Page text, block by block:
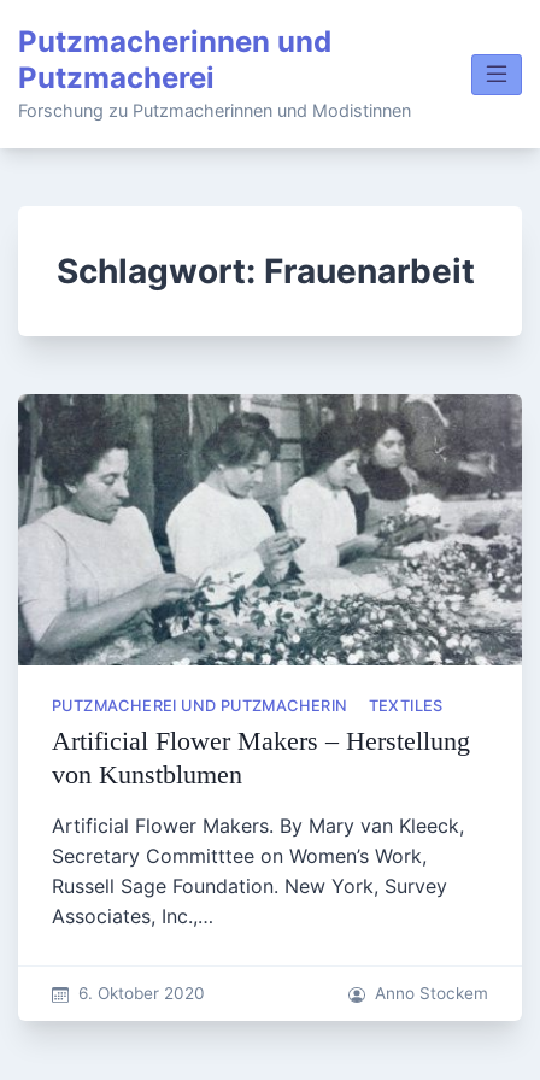
content
Putzmacherinnen und
Putzmacherei
Forschung zu Putzmacherinnen und Modistinnen
Schlagwort: Frauenarbeit
PUTZMACHEREI UND PUTZMACHERIN TEXTILES
Artificial Flower Makers – Herstellung
von Kunstblumen
Artificial Flower Makers. By Mary van Kleeck,
Secretary Committtee on Women’s Work,
Russell Sage Foundation. New York, Survey
Associates, Inc.,…
6. Oktober 2020 Anno Stockem